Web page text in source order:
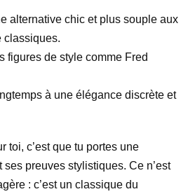
alternative chic et plus souple aux
classiques.
figures de style comme Fred
à une élégance discrète et
toi, c’est que tu portes une
preuves stylistiques. Ce n’est
: c’est un classique du